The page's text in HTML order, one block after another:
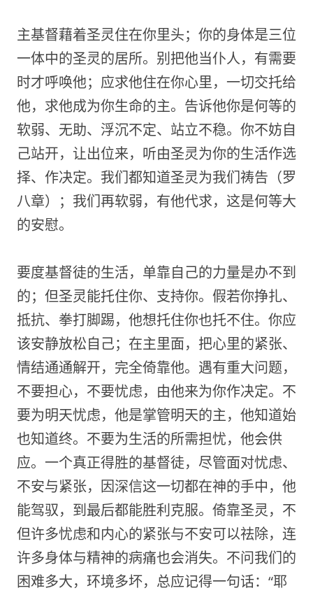
主基督藉着圣灵住在你里头；你的身体是三位
一体中的圣灵的居所。别把他当仆人，有需要
时才呼唤他；应求他住在你心里，一切交托给
他，求他成为你生命的主。告诉他你是何等的
软弱、无助、浮沉不定、站立不稳。你不妨自
己站开，让出位来，听由圣灵为你的生活作选
择、作决定。我们都知道圣灵为我们祷告（罗
八章）；我们再软弱，有他代求，这是何等大
的安慰。
要度基督徒的生活，单靠自己的力量是办不到
的；但圣灵能托住你、支持你。假若你挣扎、
抵抗、拳打脚踢，他想托住你也托不住。你应
该安静放松自己；在主里面，把心里的紧张、
情结通通解开，完全倚靠他。遇有重大问题，
不要担心，不要忧虑，由他来为你作决定。不
要为明天忧虑，他是掌管明天的主，他知道始
也知道终。不要为生活的所需担忧，他会供
应。一个真正得胜的基督徒，尽管面对忧虑、
不安与紧张，因深信这一切都在神的手中，他
能驾驭，到最后都能胜利克服。倚靠圣灵，不
但许多忧虑和内心的紧张与不安可以祛除，连
许多身体与精神的病痛也会消失。不问我们的
困难多大，环境多坏，总应记得一句话：“耶